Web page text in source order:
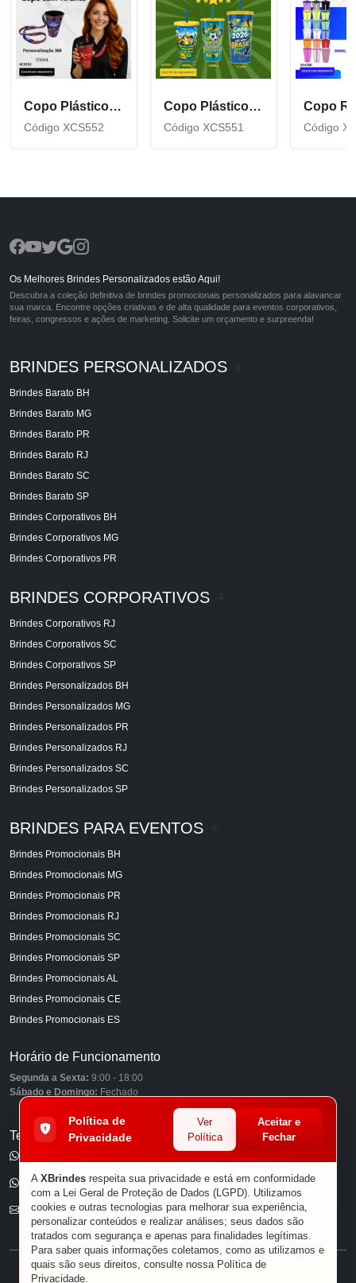
Copo Plástico de 550 ML com Tirante Personalizado XCS552
Código XCS552
Copo Plástico personalizado In Mold Label 360 XCS551
Código XCS551 Código
Os Melhores Brindes Personalizados estão Aqui!
Descubra a coleção definitiva de brindes promocionais personalizados para alavancar
sua marca. Encontre opções criativas e de alta qualidade para eventos corporativos,
feiras, congressos e ações de marketing. Solicite um orçamento e surpreenda!
BRINDES PERSONALIZADOS
Brindes Barato BH
Brindes Barato MG
Brindes Barato PR
Brindes Barato RJ
Brindes Barato SC
Brindes Barato SP
Brindes Corporativos BH
Brindes Corporativos MG
Brindes Corporativos PR
BRINDES CORPORATIVOS
Brindes Corporativos RJ
Brindes Corporativos SC
Brindes Corporativos SP
Brindes Personalizados BH
Brindes Personalizados MG
Brindes Personalizados PR
Brindes Personalizados RJ
Brindes Personalizados SC
Brindes Personalizados SP
BRINDES PARA EVENTOS
Brindes Promocionais BH
Brindes Promocionais MG
Brindes Promocionais PR
Brindes Promocionais RJ
Brindes Promocionais SC
Brindes Promocionais SP
Brindes Promocionais AL
Brindes Promocionais CE
Brindes Promocionais ES
Horário de Funcionamento
Segunda a Sexta: 9:00 - 18:00
Sábado e Domingo: Fechado
Telefones
(11) 96585-7462
E-mail
® XBRINDES
Política de
Privacidade
Ver
Política
Aceitar e
Fechar
A XBrindes respeita sua privacidade e está em conformidade
com a Lei Geral de Proteção de Dados (LGPD). Utilizamos
cookies e outras tecnologias para melhorar sua experiência,
personalizar conteúdos e realizar análises; seus dados são
tratados com segurança e apenas para finalidades legítimas.
Para saber quais informações coletamos, como as utilizamos e
quais são seus direitos, consulte nossa Política de
Privacidade.